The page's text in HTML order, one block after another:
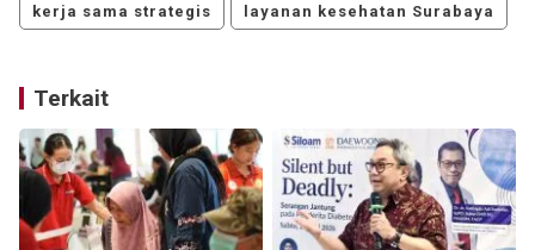
kerja sama strategis layanan kesehatan Surabaya
Terkait